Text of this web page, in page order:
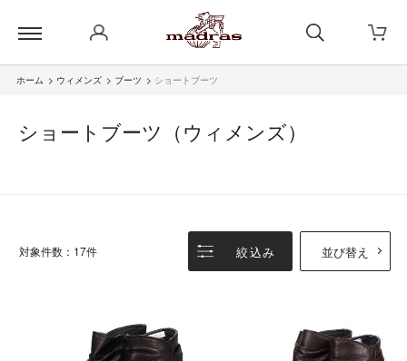
ホーム > ウィメンズ > ブーツ > ショートブーツ
ショートブーツ（ウィメンズ）
対象件数：17件 絞込み 並び替え